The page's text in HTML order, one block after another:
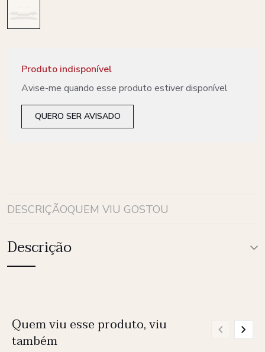
Produto indisponível
Avise-me quando esse produto estiver disponível
QUERO SER AVISADO
DESCRIÇÃOQUEM VIU GOSTOU
Descrição
Quem viu esse produto, viu
também